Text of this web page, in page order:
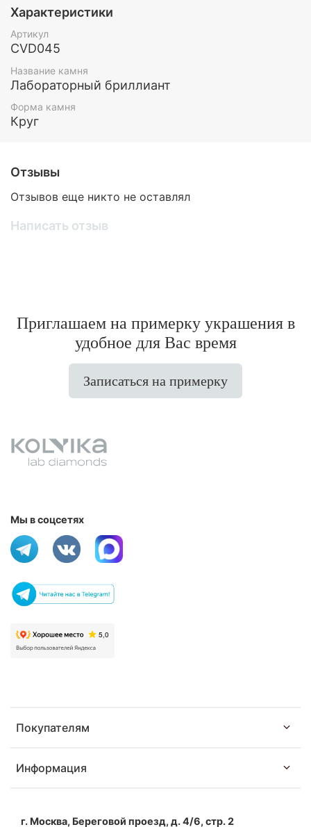
Характеристики
Артикул
CVD045
Название камня
Лабораторный бриллиант
Форма камня
Круг
Отзывы
Отзывов еще никто не оставлял
Написать отзыв
Приглашаем на примерку украшения в
удобное для Вас время
Записаться на примерку
Покупателям
Информация
Мы в соцсетях
г. Москва, Береговой проезд, д. 4/6, стр. 2